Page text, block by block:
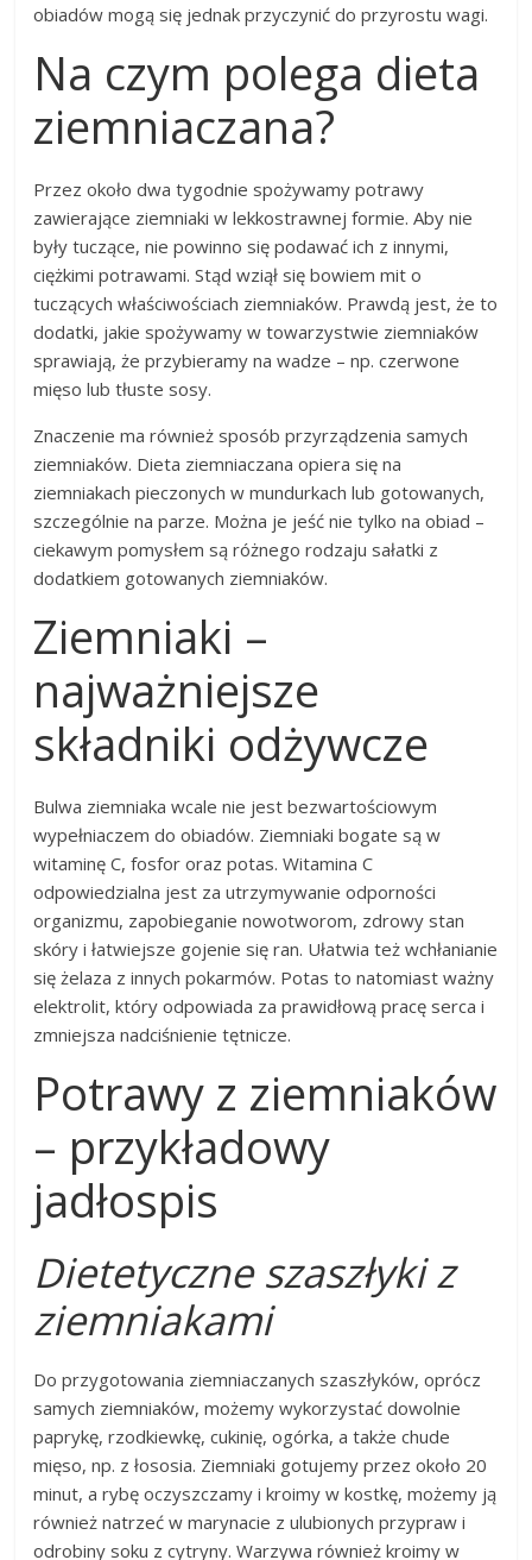
obiadów mogą się jednak przyczynić do przyrostu wagi.
Na czym polega dieta
ziemniaczana?
Przez około dwa tygodnie spożywamy potrawy
zawierające ziemniaki w lekkostrawnej formie. Aby nie
były tuczące, nie powinno się podawać ich z innymi,
ciężkimi potrawami. Stąd wziął się bowiem mit o
tuczących właściwościach ziemniaków. Prawdą jest, że to
dodatki, jakie spożywamy w towarzystwie ziemniaków
sprawiają, że przybieramy na wadze – np. czerwone
mięso lub tłuste sosy.
Znaczenie ma również sposób przyrządzenia samych
ziemniaków. Dieta ziemniaczana opiera się na
ziemniakach pieczonych w mundurkach lub gotowanych,
szczególnie na parze. Można je jeść nie tylko na obiad –
ciekawym pomysłem są różnego rodzaju sałatki z
dodatkiem gotowanych ziemniaków.
Ziemniaki –
najważniejsze
składniki odżywcze
Bulwa ziemniaka wcale nie jest bezwartościowym
wypełniaczem do obiadów. Ziemniaki bogate są w
witaminę C, fosfor oraz potas. Witamina C
odpowiedzialna jest za utrzymywanie odporności
organizmu, zapobieganie nowotworom, zdrowy stan
skóry i łatwiejsze gojenie się ran. Ułatwia też wchłanianie
się żelaza z innych pokarmów. Potas to natomiast ważny
elektrolit, który odpowiada za prawidłową pracę serca i
zmniejsza nadciśnienie tętnicze.
Potrawy z ziemniaków
– przykładowy
jadłospis
Dietetyczne szaszłyki z
ziemniakami
Do przygotowania ziemniaczanych szaszłyków, oprócz
samych ziemniaków, możemy wykorzystać dowolnie
paprykę, rzodkiewkę, cukinię, ogórka, a także chude
mięso, np. z łososia. Ziemniaki gotujemy przez około 20
minut, a rybę oczyszczamy i kroimy w kostkę, możemy ją
również natrzeć w marynacie z ulubionych przypraw i
odrobiny soku z cytryny. Warzywa również kroimy w